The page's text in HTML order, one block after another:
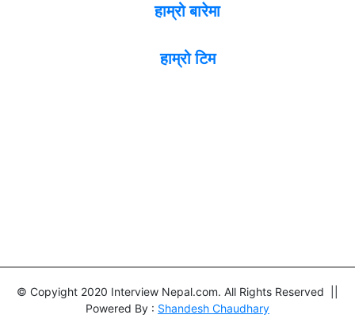
हाम्रो बारेमा
हाम्रो टिम
© Copyight 2020 Interview Nepal.com. All Rights Reserved ||
Powered By : Shandesh Chaudhary